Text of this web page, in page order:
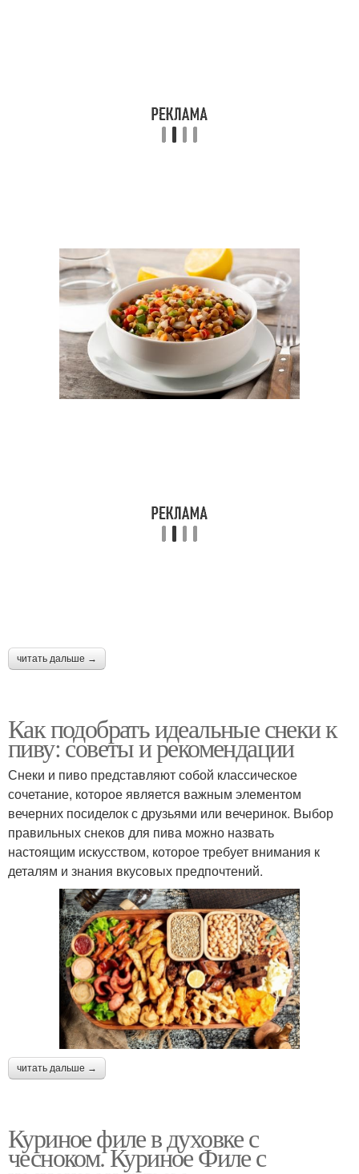
читать дальше →
Как подобрать идеальные снеки к
пиву: советы и рекомендации
Снеки и пиво представляют собой классическое
сочетание, которое является важным элементом
вечерних посиделок с друзьями или вечеринок. Выбор
правильных снеков для пива можно назвать
настоящим искусством, которое требует внимания к
деталям и знания вкусовых предпочтений.
читать дальше →
Куриное филе в духовке с
чесноком. Куриное Филе с